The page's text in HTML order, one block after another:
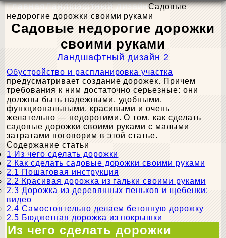
ГлавнаяЛандшафтный дизайнСадовые
недорогие дорожки своими руками
Садовые недорогие дорожки
своими руками
Ландшафтный дизайн 2
Обустройство и распланировка участка
предусматривает создание дорожек. Причем
требования к ним достаточно серьезные: они
должны быть надежными, удобными,
функциональными, красивыми и очень
желательно — недорогими. О том, как сделать
садовые дорожки своими руками с малыми
затратами поговорим в этой статье.
Содержание статьи
1 Из чего сделать дорожки
2 Как сделать садовые дорожки своими руками
2.1 Пошаговая инструкция
2.2 Красивая дорожка из гальки своими руками
2.3 Дорожка из деревянных пеньков и щебенки:
видео
2.4 Самостоятельно делаем бетонную дорожку
2.5 Бюджетная дорожка из покрышки
Из чего сделать дорожки